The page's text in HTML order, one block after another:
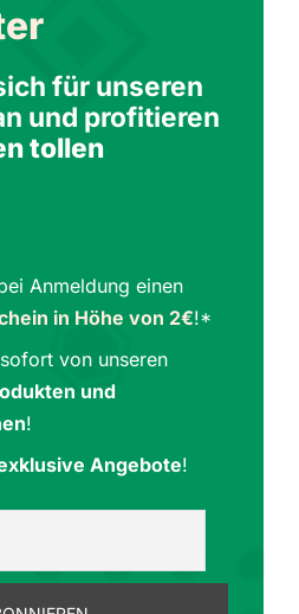
für unseren
und profitieren
tollen
Anmeldung einen
in Höhe von 2€!*
von unseren
und
!
Angebote!